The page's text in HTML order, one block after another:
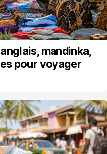
mandinka,
pour voyager